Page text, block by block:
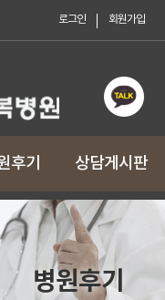
회원가입
로그인
후기 상담게시판
병원후기